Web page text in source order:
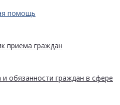
помощь
приема граждан
и обязанности граждан в сфере